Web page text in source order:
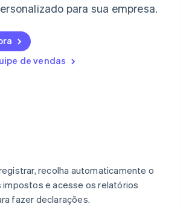
para sua empresa.
de vendas
recolha automaticamente o
e acesse os relatórios
fazer declarações.